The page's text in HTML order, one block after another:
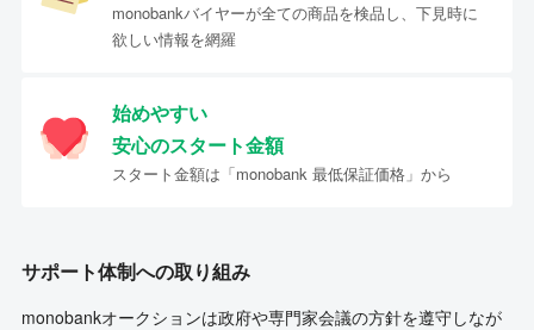
monobankバイヤーが全ての商品を検品し、下見時に
欲しい情報を網羅
始めやすい
安心のスタート金額
スタート金額は「monobank 最低保証価格」から
サポート体制への取り組み
monobankオークションは政府や専門家会議の方針を遵守しなが